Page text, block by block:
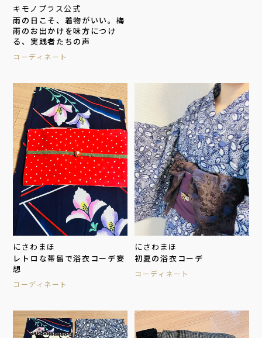
キモノプラス公式
雨の日こそ、着物がいい。梅
雨のお出かけを味方につけ
る、実践者たちの声
コーディネート
にさわまほ
レトロな帯留で浴衣コーデ妄
想
コーディネート
にさわまほ
初夏の浴衣コーデ
コーディネート